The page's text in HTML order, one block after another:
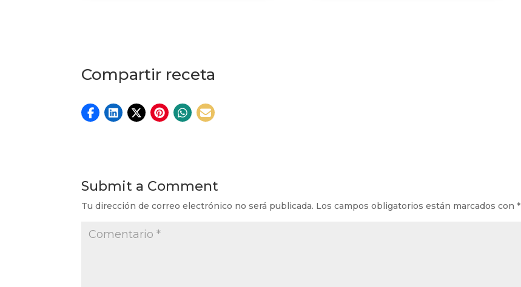
Compartir receta
Submit a Comment
Tu dirección de correo electrónico no será publicada. Los campos obligatorios están marcados con*